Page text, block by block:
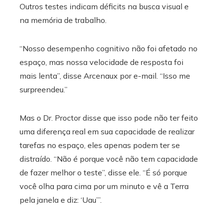
Outros testes indicam déficits na busca visual e
na memória de trabalho.
“Nosso desempenho cognitivo não foi afetado no
espaço, mas nossa velocidade de resposta foi
mais lenta”, disse Arcenaux por e-mail. “Isso me
surpreendeu.”
Mas o Dr. Proctor disse que isso pode não ter feito
uma diferença real em sua capacidade de realizar
tarefas no espaço, eles apenas podem ter se
distraído. “Não é porque você não tem capacidade
de fazer melhor o teste”, disse ele. “É só porque
você olha para cima por um minuto e vê a Terra
pela janela e diz: ‘Uau’”.